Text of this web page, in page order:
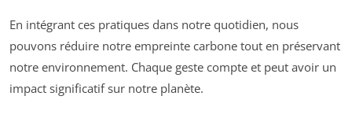
En intégrant ces pratiques dans notre quotidien, nous
pouvons réduire notre empreinte carbone tout en préservant
notre environnement. Chaque geste compte et peut avoir un
impact significatif sur notre planète.